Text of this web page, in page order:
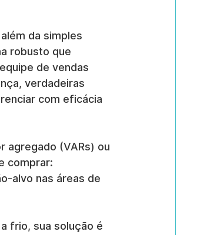
da simples
robusto que
de vendas
verdadeiras
com eficácia
agregado (VARs) ou
comprar:
alvo nas áreas de
frio, sua solução é